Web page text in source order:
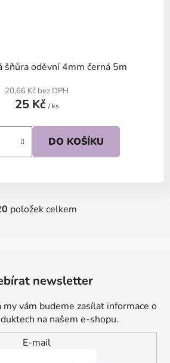
šňůra oděvní 4mm černá 5m
20,66 Kč bez DPH
25 Kč / ks
DO KOŠÍKU
O
a
í
p
r
v
položek celkem
newsletter
vám budeme zasílat informace o
na našem e-shopu.
E-mail